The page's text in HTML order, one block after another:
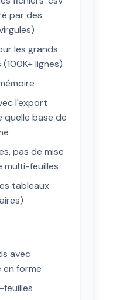
par des
les grands
lignes)
l'export
quelle base de
pas de mise
multi-feuilles
tableaux
avec
en forme